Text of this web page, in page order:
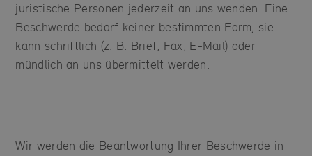
juristische Personen jederzeit an uns wenden. Eine
Beschwerde bedarf keiner bestimmten Form, sie
kann schriftlich (z. B. Brief, Fax, E-Mail) oder
mündlich an uns übermittelt werden.
Wir werden die Beantwortung Ihrer Beschwerde in
Auswahl übernehmen
Alle auswählen